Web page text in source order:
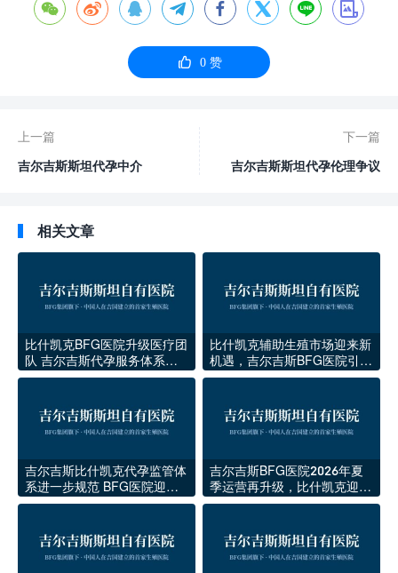
       
 0赞
上一篇
吉尔吉斯斯坦代孕中介
下一篇
吉尔吉斯斯坦代孕伦理争议
相关文章
比什凯克BFG医院升级医疗团
队 吉尔吉斯代孕服务体系再
提速
比什凯克辅助生殖市场迎来新
机遇，吉尔吉斯BFG医院引领
本地代孕医疗升级
吉尔吉斯比什凯克代孕监管体
系进一步规范 BFG医院迎来
稳定发展期
吉尔吉斯BFG医院2026年夏
季运营再升级，比什凯克迎来
新一批海外家庭